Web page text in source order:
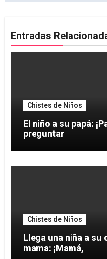
Entradas
Chistes de Niños
El niño a su papá: ¡Papá, papá, vinieron a
preguntar
Chistes de Niños
Llega una niña a su
mama: ¡Mamá,